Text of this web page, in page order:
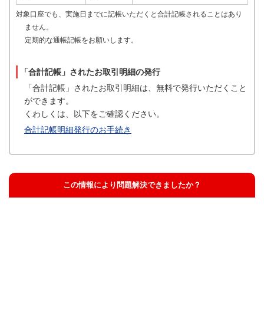
対象口座でも、実施日までに記帳いただくと合計記帳されることはあり
ません。
定期的な通帳記帳をお願いします。
「合計記帳」されたお取引明細の発行
「合計記帳」されたお取引明細は、無料で発行いただくこと
ができます。
くわしくは、以下をご確認ください。
合計記帳明細発行のお手続き
この情報により問題解決できましたか？